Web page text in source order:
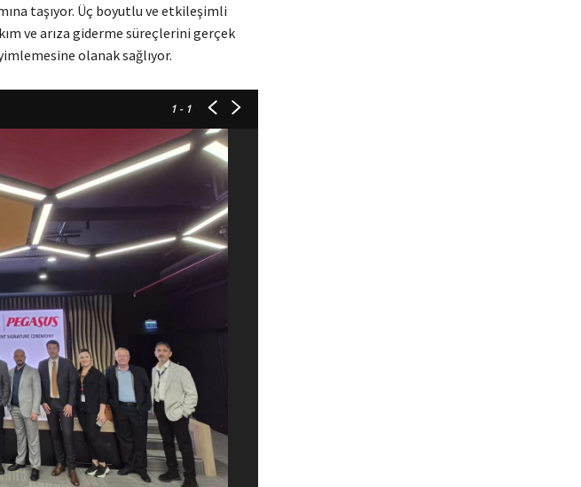
taşıyor. Üç boyutlu ve etkileşimli
ve arıza giderme süreçlerini gerçek
olanak sağlıyor.
1- 1